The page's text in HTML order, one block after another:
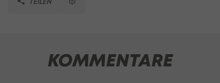
KOMMENTARE